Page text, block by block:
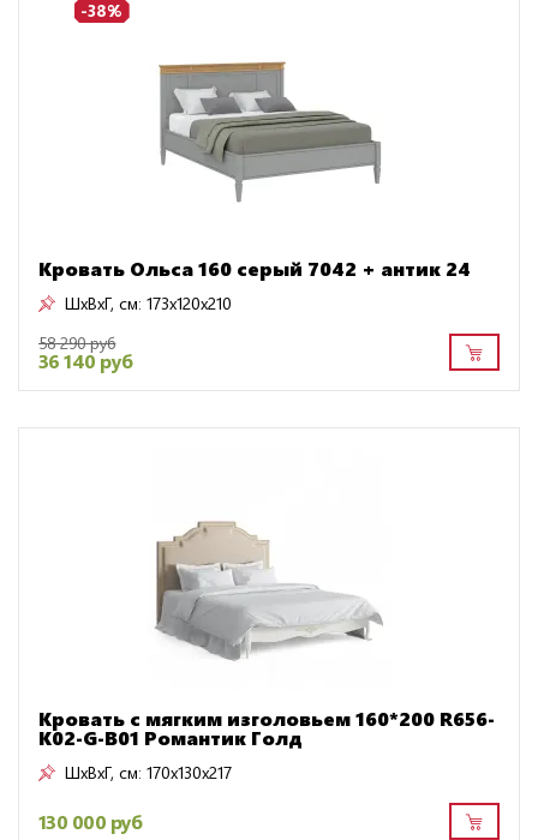
-38%
Кровать Ольса 160 серый 7042 + антик 24
ШxВxГ, см: 173x120x210
58 290 руб
36 140 руб
Кровать с мягким изголовьем 160*200 R656-
K02-G-B01 Романтик Голд
ШxВxГ, см: 170x130x217
130 000 руб